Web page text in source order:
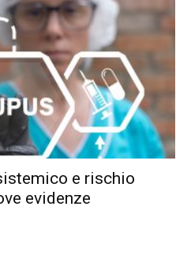
e rischio
evidenze